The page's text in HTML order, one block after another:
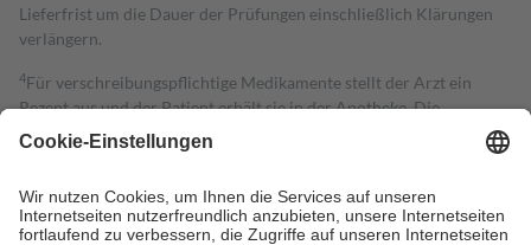
Lieferfrist um die Dauer der Prüfungen einschließlich Klärungen
verlängern.
4Für verschreibungspflichtige Medikamente stellt der Arzt ein
Rezept aus und der Patient erhält sie in der Apotheke. Die
gesetzliche Krankenversicherung übernimmt in der Regel die
Kosten dafür, der Versicherte trägt einen Teil davon als Zuzahlung
Grundsätzlich leisten Mitglieder Zuzahlungen in Höhe von zehn
Prozent des Abgabepreises,mindestens jedochfünf Euround